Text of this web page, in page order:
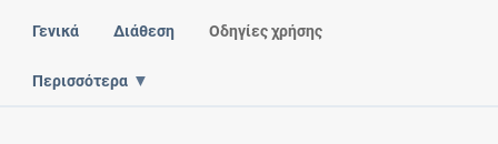
Γενικά Διάθεση Οδηγίες χρήσης
Περισσότερα